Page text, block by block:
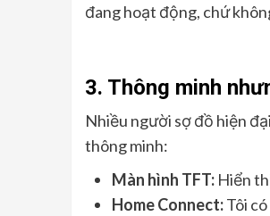
đang hoạt động, chứ
3. Thông minh
Nhiều người sợ đồ hiện
thông minh:
Màn hình TFT:Hiển
Home Connect:Tôi có